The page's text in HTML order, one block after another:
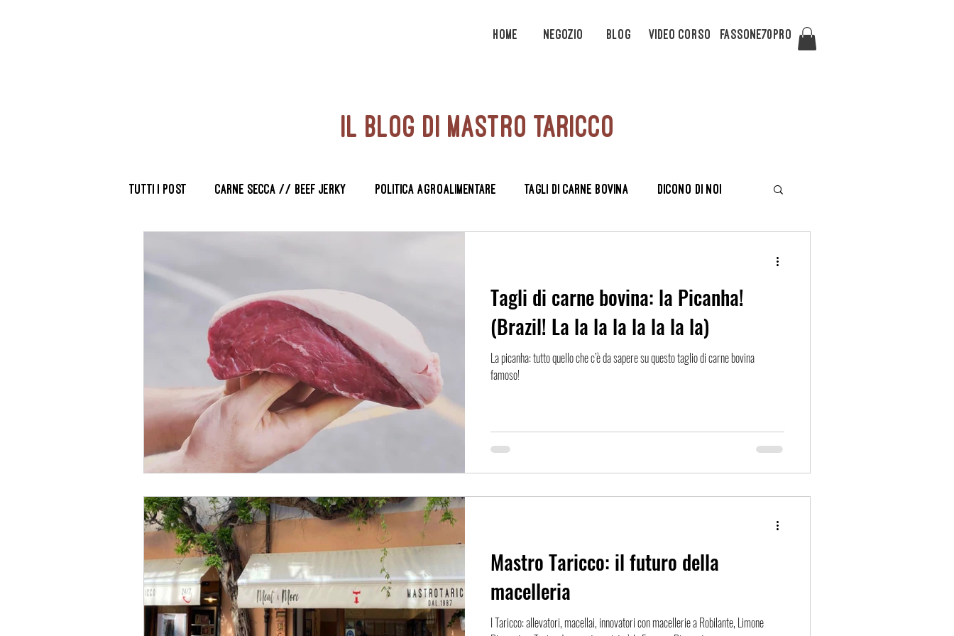
Home Negozio Blog Video Corso FASSONE70PRO
il blog di mastro taricco
Tutti i post Carne secca // Beef Jerky Politica agroalimentare tagli di carne bovina Dicono di noi
Tagli di carne bovina: la Picanha!
(Brazil! La la la la la la la la)
La picanha: tutto quello che c’è da sapere su questo taglio di carne bovina
famoso!
Mastro Taricco: il futuro della
macelleria
I Taricco: allevatori, macellai, innovatori con macellerie a Robilante, Limone